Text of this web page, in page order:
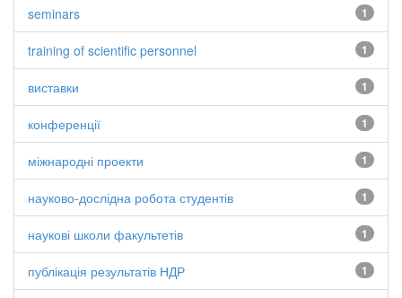
1
seminars
1
training of scientific personnel
1
виставки
1
конференції
1
міжнародні проекти
1
науково-дослідна робота студентів
1
наукові школи факультетів
1
публікація результатів НДР